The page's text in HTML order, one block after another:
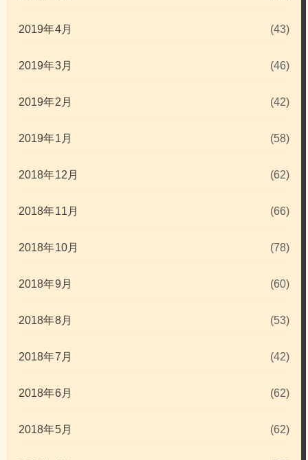
2019年4月 (43)
2019年3月 (46)
2019年2月 (42)
2019年1月 (58)
2018年12月 (62)
2018年11月 (66)
2018年10月 (78)
2018年9月 (60)
2018年8月 (53)
2018年7月 (42)
2018年6月 (62)
2018年5月 (62)